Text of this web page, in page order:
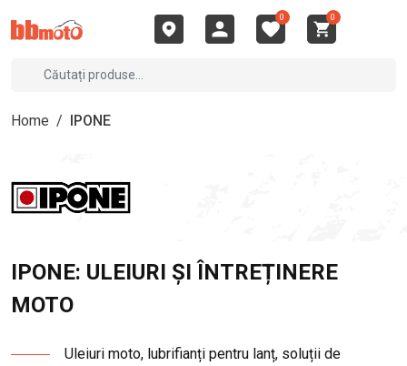
0 0
Home / IPONE
IPONE: ULEIURI ȘI ÎNTREȚINERE
MOTO
Uleiuri moto, lubrifianți pentru lanț, soluții de